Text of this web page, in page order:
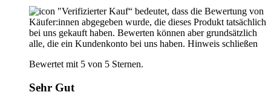
"Verifizierter Kauf“ bedeutet, dass die Bewertung von
Käufer:innen abgegeben wurde, die dieses Produkt tatsächlich
bei uns gekauft haben. Bewerten können aber grundsätzlich
alle, die ein Kundenkonto bei uns haben. Hinweis schließen
Bewertet mit 5 von 5 Sternen.
Sehr Gut